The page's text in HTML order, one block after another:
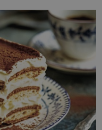
dlouho po jeho smrti